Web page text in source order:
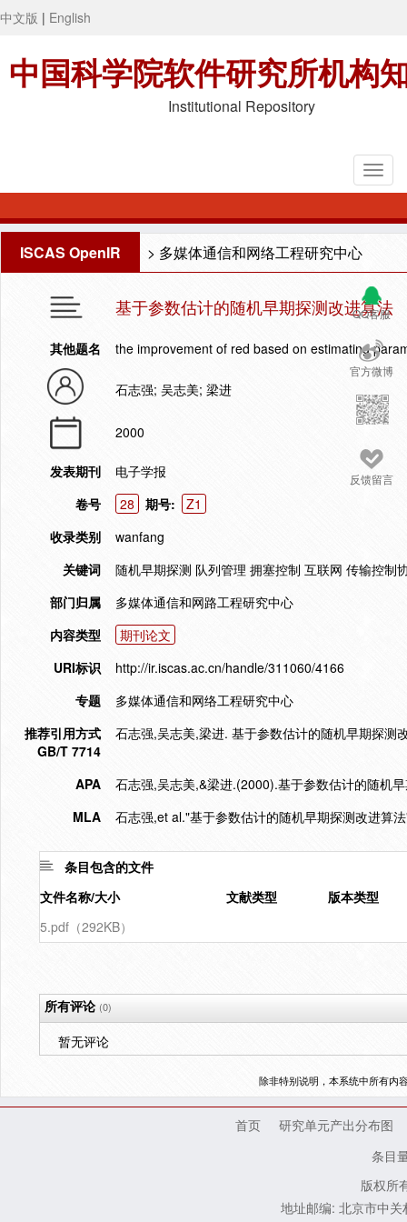
中文版 | English
中国科学院软件研究所机构
Institutional Repository
ISCAS OpenIR > 多媒体通信和网络工程研究中心
QQ客服
官方微博
反馈留言
基于参数估计的随机早期探测改进算法
其他题名 the improvement of red based on estimating
石志强; 吴志美; 梁进
2000
发表期刊
电子学报
卷号
28 期号:
Z1
收录类别
wanfang
关键词
随机早期探测 队列管理 拥塞控制 互联网 传输控制
部门归属
多媒体通信和网路工程研究中心
内容类型
期刊论文
URI标识
http://ir.iscas.ac.cn/handle/311060/4166
专题
多媒体通信和网络工程研究中心
推荐引用方式
GB/T 7714
石志强,吴志美,梁进. 基于参数估计的随机早期探测
APA
石志强,吴志美,&梁进.(2000).基于参数估计的随机
MLA
石志强,et al."基于参数估计的随机早期探测改进算
条目包含的文件
文件名称/大小
文献类型
版本类型
5.pdf（292KB）
所有评论(0)
暂无评论
除非特别说明，本系统中所有内
首页
研究单元产出分布图
条目
版权所
地址邮编: 北京市中